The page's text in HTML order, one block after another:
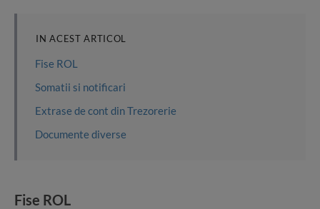
IN ACEST ARTICOL
Fise ROL
Somatii si notificari
Extrase de cont din Trezorerie
Documente diverse
Fise ROL